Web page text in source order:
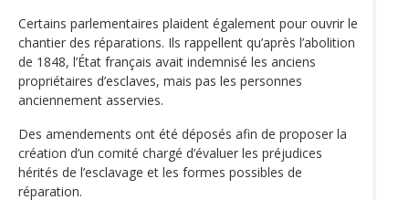
Certains parlementaires plaident également pour ouvrir le
chantier des réparations. Ils rappellent qu’après l’abolition
de 1848, l’État français avait indemnisé les anciens
propriétaires d’esclaves, mais pas les personnes
anciennement asservies.
Des amendements ont été déposés afin de proposer la
création d’un comité chargé d’évaluer les préjudices
hérités de l’esclavage et les formes possibles de
réparation.